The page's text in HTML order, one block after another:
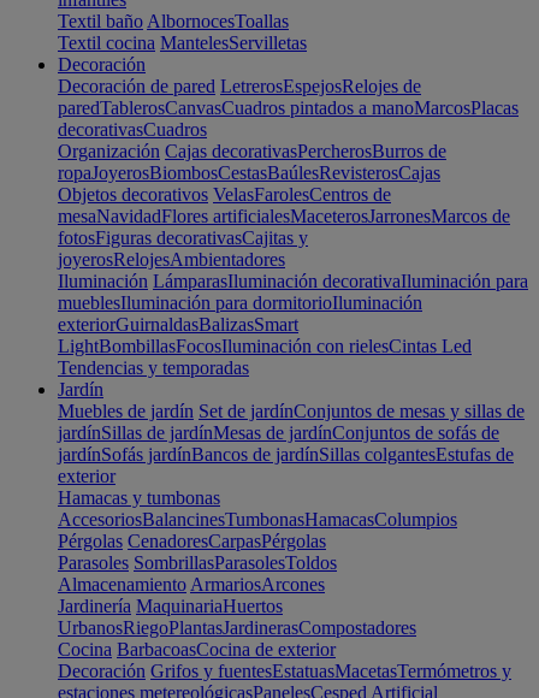
Textil baño AlbornocesToallas
Textil cocina MantelesServilletas
Decoración
Decoración de pared LetrerosEspejosRelojes de
paredTablerosCanvasCuadros pintados a manoMarcosPlacas
decorativasCuadros
Organización Cajas decorativasPercherosBurros de
ropaJoyerosBiombosCestasBaúlesRevisterosCajas
Objetos decorativos VelasFarolesCentros de
mesaNavidadFlores artificialesMaceterosJarronesMarcos de
fotosFiguras decorativasCajitas y
joyerosRelojesAmbientadores
Iluminación LámparasIluminación decorativaIluminación para
mueblesIluminación para dormitorioIluminación
exteriorGuirnaldasBalizasSmart
LightBombillasFocosIluminación con rielesCintas Led
Tendencias y temporadas
Jardín
Muebles de jardín Set de jardínConjuntos de mesas y sillas de
jardínSillas de jardínMesas de jardínConjuntos de sofás de
jardínSofás jardínBancos de jardínSillas colgantesEstufas de
exterior
Hamacas y tumbonas
AccesoriosBalancinesTumbonasHamacasColumpios
Pérgolas CenadoresCarpasPérgolas
Parasoles SombrillasParasolesToldos
Almacenamiento ArmariosArcones
Jardinería MaquinariaHuertos
UrbanosRiegoPlantasJardinerasCompostadores
Cocina BarbacoasCocina de exterior
Decoración Grifos y fuentesEstatuasMacetasTermómetros y
estaciones metereológicasPanelesCesped Artificial